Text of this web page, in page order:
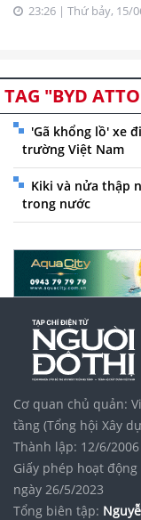
23:26 | Thứ bảy, 15/
TAG "BYD
'Gã khổng lồ' xe
trường Việt Nam
Kiki và nửa thập
trong nước
Cơ quan chủ quản:
tầng (Tổng hội Xây
Thành lập: 12/6/2006
Giấy phép hoạt động
ngày 26/5/2023
Tổng biên tập: